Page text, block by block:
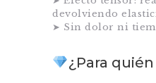
devolviendo
➤ Sin dolor ni
¿Para